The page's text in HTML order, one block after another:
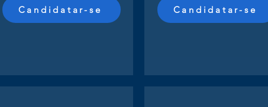
Candidatar-se Candidatar-se